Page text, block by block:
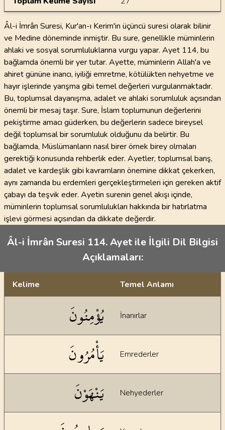
Âl-i İmrân Suresi, Kur'an-ı Kerim'in üçüncü suresi olarak bilinir
ve Medine döneminde inmiştir. Bu sure, genellikle müminlerin
ahlaki ve sosyal sorumluluklarına vurgu yapar. Ayet 114, bu
bağlamda önemli bir yer tutar. Ayette, müminlerin Allah'a ve
ahiret gününe inancı, iyiliği emretme, kötülükten nehyetme ve
hayır işlerinde yarışma gibi temel değerleri vurgulanmaktadır.
Bu, toplumsal dayanışma, adalet ve ahlaki sorumluluk açısından
önemli bir mesaj taşır. Sure, İslam toplumunun değerlerini
pekiştirme amacı güderken, bu değerlerin sadece bireysel
değil toplumsal bir sorumluluk olduğunu da belirtir. Bu
bağlamda, Müslümanların nasıl birer örnek birey olmaları
gerektiği konusunda rehberlik eder. Ayetler, toplumsal barış,
adalet ve kardeşlik gibi kavramların önemine dikkat çekerken,
aynı zamanda bu erdemleri gerçekleştirmeleri için gereken aktif
çabayı da teşvik eder. Ayetin surenin genel akışı içinde,
müminlerin toplumsal sorumlulukları hakkında bir hatırlatma
işlevi görmesi açısından da dikkate değerdir.
Âl-i İmrân Suresi 114. Ayet ile İlgili Dil Bilgisi
Açıklamaları:
Kelime Temel Anlamı
يُؤْمِنُونَ İnanırlar
يَأْمُرُونَ Emrederler
يَنْهَوْنَ Nehyederler